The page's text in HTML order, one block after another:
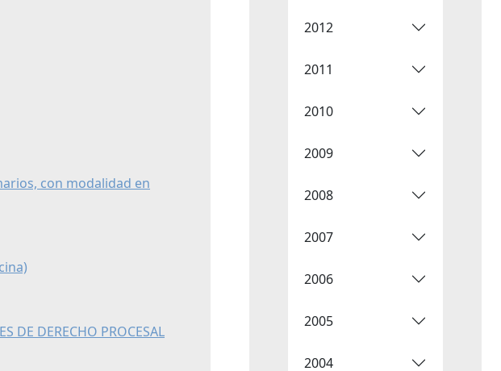
con modalidad en
DE DERECHO PROCESAL
2012
2011
2010
2009
2008
2007
2006
2005
2004